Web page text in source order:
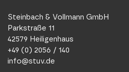
Steinbach & Vollmann GmbH
Parkstraße 11
42579 Heiligenhaus
+49 (0) 2056 / 140
info@stuv.de